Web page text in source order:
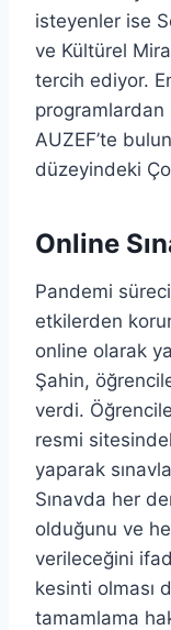
isteyenler ise
ve Kültürel
tercih ediyor.
programlardan
AUZEF’te
düzeyindeki
Online
Pandemi
etkilerden
online olarak
Şahin,
verdi.
resmi
yaparak
Sınavda her
olduğunu ve
verileceğini
kesinti olması
tamamlama